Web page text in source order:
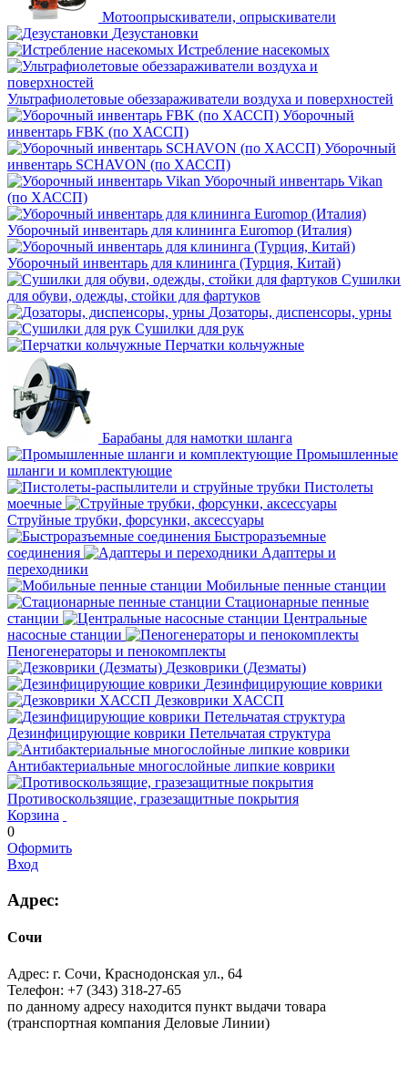
Мотоопрыскиватели, опрыскиватели
Дезустановки
Истребление насекомых
Ультрафиолетовые обеззараживатели воздуха и поверхностей
Уборочный
инвентарь FBK (по ХАССП)
Уборочный
инвентарь SCHAVON (по ХАССП)
Уборочный инвентарь Vikan
(по ХАССП)
Уборочный инвентарь для клининга Euromop (Италия)
Уборочный инвентарь для клининга (Турция, Китай)
Сушилки
для обуви, одежды, стойки для фартуков
Дозаторы, диспенсоры, урны
Сушилки для рук
Перчатки кольчужные
Барабаны для намотки шланга
Промышленные
шланги и комплектующие
Пистолеты
моечные
Струйные трубки, форсунки, аксессуары
Быстроразъемные
соединения
Адаптеры и
переходники
Мобильные пенные станции
Стационарные пенные
станции
Центральные
насосные станции
Пеногенераторы и пенокомплекты
Дезковрики (Дезматы)
Дезинфицирующие коврики
Дезковрики ХАССП
Дезинфицирующие коврики Петельчатая структура
Антибактериальные многослойные липкие коврики
Противоскользящие, гразезащитные покрытия
Корзина
0
Оформить
Вход
Адрес:
Сочи
Адрес: г. Сочи, Краснодонская ул., 64
Телефон: +7 (343) 318-27-65
по данному адресу находится пункт выдачи товара
(транспортная компания Деловые Линии)